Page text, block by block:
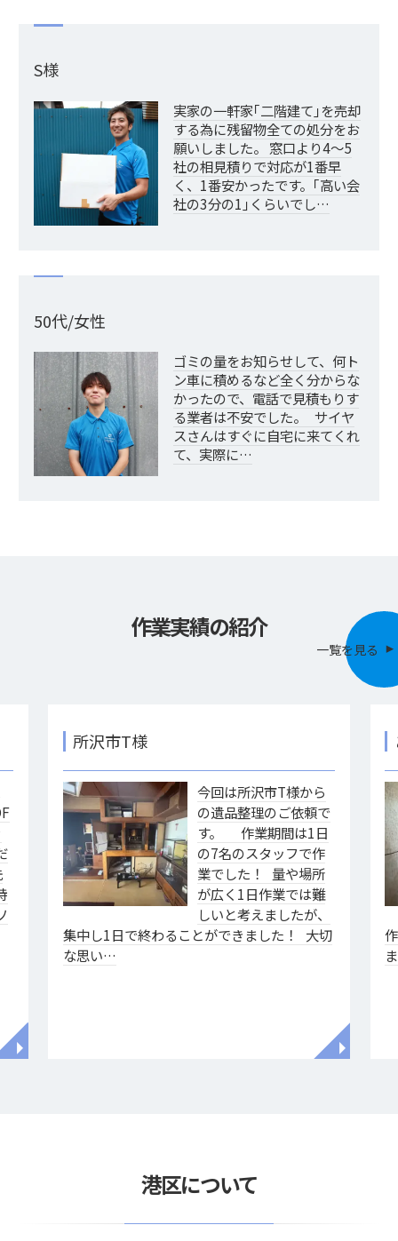
S様
実家の一軒家｢二階建て｣を売却
する為に残留物全ての処分をお
願いしました。 窓口より4～5
社の相見積りで対応が1番早
く、1番安かったです。｢高い会
社の3分の1｣くらいでし…
50代/女性
ゴミの量をお知らせして、何ト
ン車に積めるなど全く分からな
かったので、電話で見積もりす
る業者は不安でした。 サイヤ
スさんはすぐに自宅に来てくれ
て、実際に…
作業実績の紹介
一覧を見る
◥
所沢市T様
今回は所沢市T様から
の遺品整理のご依頼で
す。 作業期間は1日
の7名のスタッフで作
業でした！ 量や場所
が広く1日作業では難
しいと考えましたが、
集中し1日で終わることができました！ 大切
な思い…
◥
港区について